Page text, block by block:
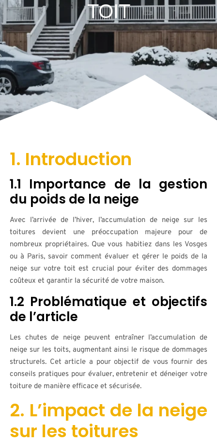
TOIT
1. Introduction
1.1 Importance de la gestion
du poids de la neige
Avec l’arrivée de l’hiver, l’accumulation de neige sur les
toitures devient une préoccupation majeure pour de
nombreux propriétaires. Que vous habitiez dans les Vosges
ou à Paris, savoir comment évaluer et gérer le poids de la
neige sur votre toit est crucial pour éviter des dommages
coûteux et garantir la sécurité de votre maison.
1.2 Problématique et objectifs
de l’article
Les chutes de neige peuvent entraîner l’accumulation de
neige sur les toits, augmentant ainsi le risque de dommages
structurels. Cet article a pour objectif de vous fournir des
conseils pratiques pour évaluer, entretenir et déneiger votre
toiture de manière efficace et sécurisée.
2. L’impact de la neige
sur les toitures